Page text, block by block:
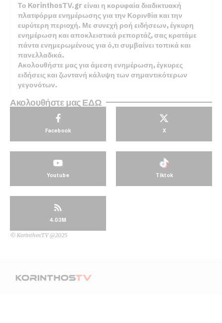
Το KorinthosTV.gr είναι η κορυφαία διαδικτυακή
πλατφόρμα ενημέρωσης για την Κορινθία και την
ευρύτερη περιοχή. Με συνεχή ροή ειδήσεων, έγκυρη
ενημέρωση και αποκλειστικά ρεπορτάζ, σας κρατάμε
πάντα ενημερωμένους για ό,τι συμβαίνει τοπικά και
πανελλαδικά.
Ακολουθήστε μας για άμεση ενημέρωση, έγκυρες
ειδήσεις και ζωντανή κάλυψη των σημαντικότερων
γεγονότων.
Ακολουθήστε μας ΕΔΩ
Facebook X
Youtube Tiktok
4.03M
© KorinthosTV @2025